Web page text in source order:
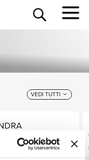
VEDI TUTTI
Collection